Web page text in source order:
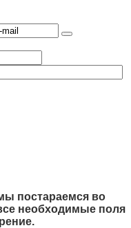
постараемся во
необходимые поля